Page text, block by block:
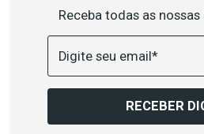
Receba todas as
RECEBER